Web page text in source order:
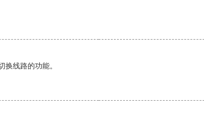
线路的功能。